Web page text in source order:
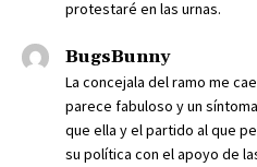
protestaré en las urnas.
BugsBunny
La concejala del ramo me
parece fabuloso y un
que ella y el partido al que
su política con el apoyo de